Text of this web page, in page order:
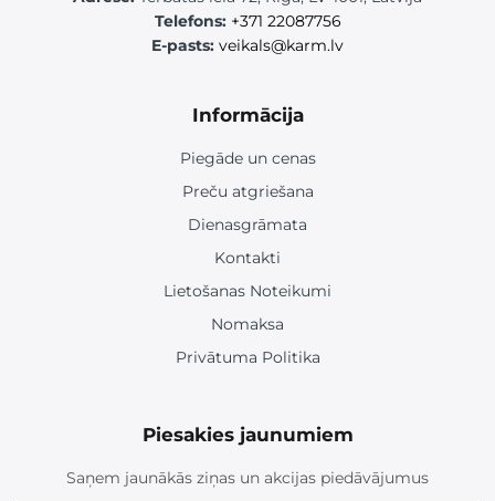
Telefons: +371 22087756
E-pasts: veikals@karm.lv
Informācija
Piegāde un cenas
Preču atgriešana
Dienasgrāmata
Kontakti
Lietošanas Noteikumi
Nomaksa
Privātuma Politika
Piesakies jaunumiem
Saņem jaunākās ziņas un akcijas piedāvājumus